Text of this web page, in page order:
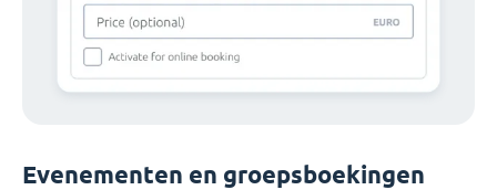
Evenementen en groepsboekingen